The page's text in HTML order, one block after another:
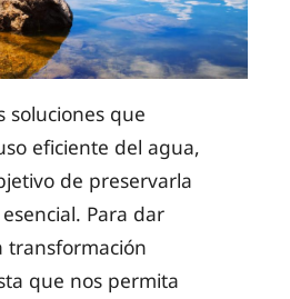
soluciones que
eficiente del agua,
de preservarla
Para dar
transformación
que nos permita